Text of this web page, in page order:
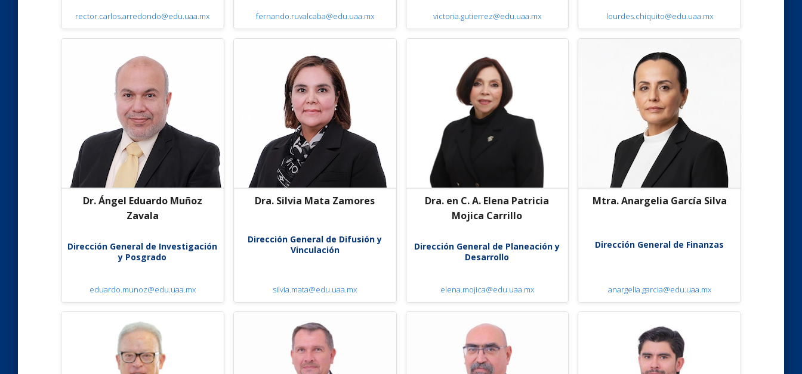
rector.carlos.arredondo@edu.uaa.mx fernando.ruvalcaba@edu.uaa.mx victoria.gutierrez@edu.uaa.mx lourdes.chiquito@edu.uaa.mx
Dr. Ángel Eduardo Muñoz
Zavala
Dirección General de Investigación
y Posgrado
eduardo.munoz@edu.uaa.mx
Dra. Silvia Mata Zamores
Dirección General de Difusión y
Vinculación
silvia.mata@edu.uaa.mx
Dra. en C. A. Elena Patricia
Mojica Carrillo
Dirección General de Planeación y
Desarrollo
elena.mojica@edu.uaa.mx
Mtra. Anargelia García Silva
Dirección General de Finanzas
anargelia.garcia@edu.uaa.mx